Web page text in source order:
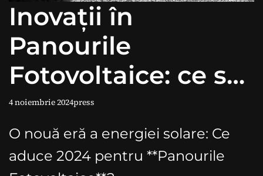
Inovații în
Panourile
Fotovoltaice: ce să
aștepți în 2024
4 noiembrie 2024press
O nouă eră a energiei solare: Ce
aduce 2024 pentru **Panourile